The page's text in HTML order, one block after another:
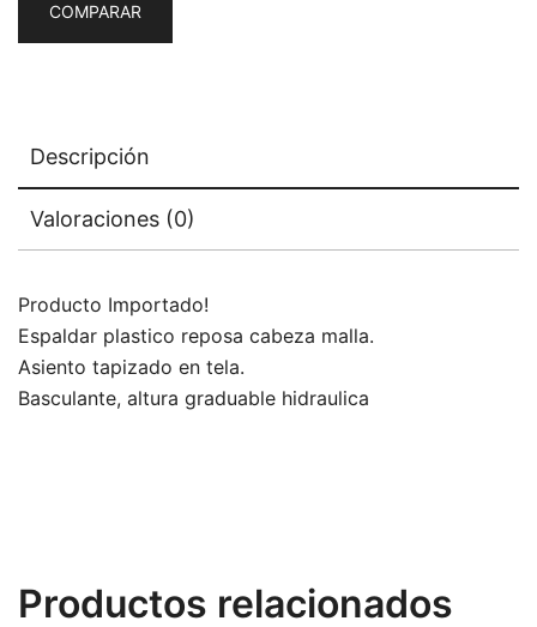
COMPARAR
Descripción
Valoraciones (0)
Producto Importado!
Espaldar plastico reposa cabeza malla.
Asiento tapizado en tela.
Basculante, altura graduable hidraulica
Productos relacionados